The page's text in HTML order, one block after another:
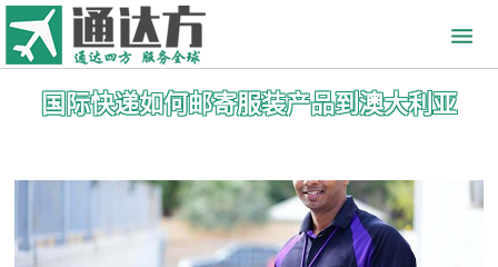
国际快递如何邮寄服装产品到澳大利亚